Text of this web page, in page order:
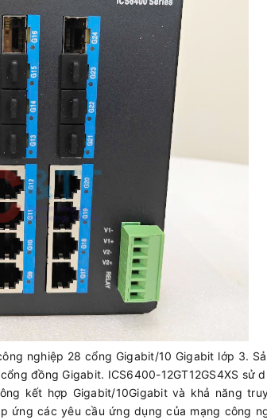
nghiệp 28 cổng Gigabit/10 Gigabit lớp 3.
đồng Gigabit. ICS6400-12GT12GS4XS sử
kết hợp Gigabit/10Gigabit và khả năng
ứng các yêu cầu ứng dụng của mạng công